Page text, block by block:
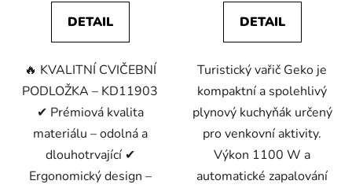
DETAIL
🔥 KVALITNÍ CVIČEBNÍ
PODLOŽKA – KD11903
✔ Prémiová kvalita
materiálu – odolná a
dlouhotrvající ✔
Ergonomický design –
DETAIL
Turistický vařič Geko je
kompaktní a spolehlivý
plynový kuchyňák určený
pro venkovní aktivity.
Výkon 1100 W a
automatické zapalování